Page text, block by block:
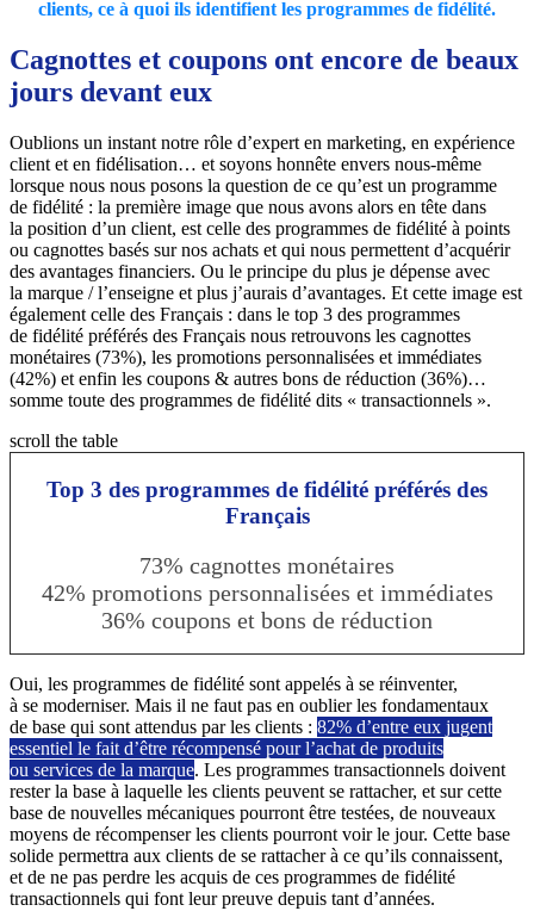
clients, ce à quoi ils identifient les programmes de fidélité.
Cagnottes et coupons ont encore de beaux
jours devant eux
Oublions un instant notre rôle d’expert en marketing, en expérience
client et en fidélisation… et soyons honnête envers nous-même
lorsque nous nous posons la question de ce qu’est un programme
de fidélité : la première image que nous avons alors en tête dans
la position d’un client, est celle des programmes de fidélité à points
ou cagnottes basés sur nos achats et qui nous permettent d’acquérir
des avantages financiers. Ou le principe du plus je dépense avec
la marque / l’enseigne et plus j’aurais d’avantages. Et cette image est
également celle des Français : dans le top 3 des programmes
de fidélité préférés des Français nous retrouvons les cagnottes
monétaires (73%), les promotions personnalisées et immédiates
(42%) et enfin les coupons & autres bons de réduction (36%)…
somme toute des programmes de fidélité dits « transactionnels ».
scroll the table
Top 3 des programmes de fidélité préférés des
Français
73% cagnottes monétaires
42% promotions personnalisées et immédiates
36% coupons et bons de réduction
Oui, les programmes de fidélité sont appelés à se réinventer,
à se moderniser. Mais il ne faut pas en oublier les fondamentaux
de base qui sont attendus par les clients : 82% d’entre eux jugent
essentiel le fait d’être récompensé pour l’achat de produits
ou services de la marque. Les programmes transactionnels doivent
rester la base à laquelle les clients peuvent se rattacher, et sur cette
base de nouvelles mécaniques pourront être testées, de nouveaux
moyens de récompenser les clients pourront voir le jour. Cette base
solide permettra aux clients de se rattacher à ce qu’ils connaissent,
et de ne pas perdre les acquis de ces programmes de fidélité
transactionnels qui font leur preuve depuis tant d’années.